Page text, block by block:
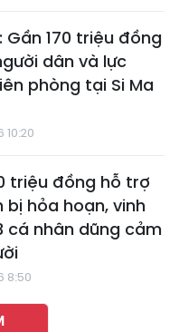
Gần 170 triệu đồng
dân và lực
phòng tại Si Ma
triệu đồng hỗ trợ
bị hỏa hoạn, vinh
cá nhân dũng cảm
8:50